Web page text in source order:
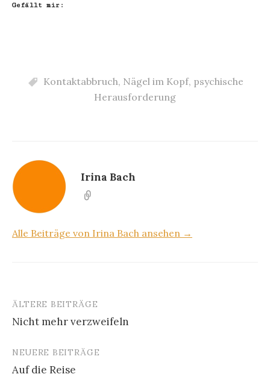
Gefällt mir:
Kontaktabbruch, Nägel im Kopf, psychische
Herausforderung
Irina Bach
Alle Beiträge von Irina Bach ansehen →
Beitragsnavigation
ÄLTERE BEITRÄGE
Nicht mehr verzweifeln
NEUERE BEITRÄGE
Auf die Reise